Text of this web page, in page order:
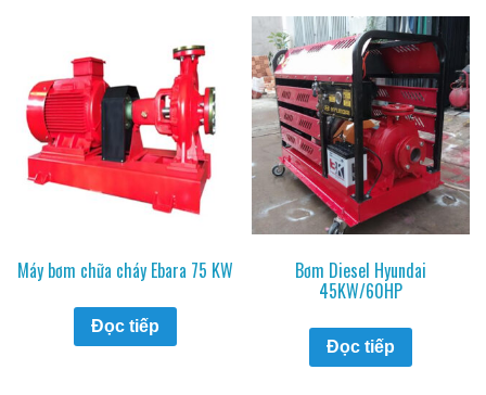
Máy bơm chữa cháy Ebara 75 KW
Đọc tiếp
Bơm Diesel Hyundai
45KW/60HP
Đọc tiếp